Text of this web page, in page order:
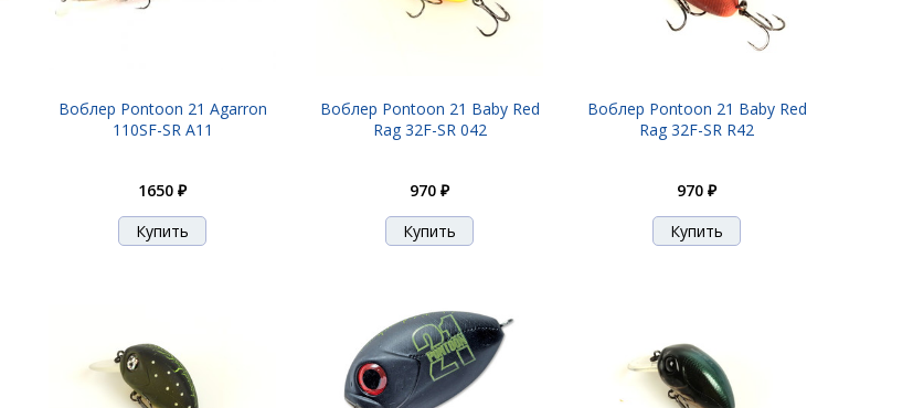
Воблер Pontoon 21 Agarron
110SF-SR A11
1650 ₽
Воблер Pontoon 21 Baby Red
Rag 32F-SR 042
970 ₽
Воблер Pontoon 21 Baby Red
Rag 32F-SR R42
970 ₽